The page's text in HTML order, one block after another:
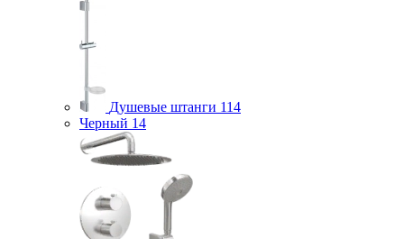
Душевые штанги 114
Черный 14